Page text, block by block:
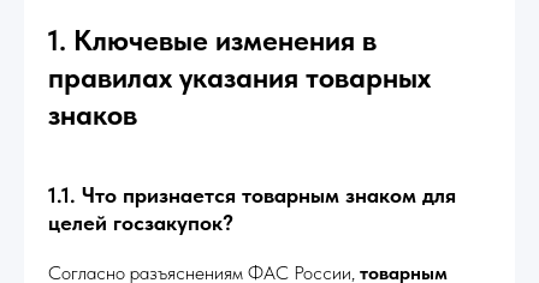
1. Ключевые изменения в
правилах указания товарных
знаков
1.1. Что признается товарным знаком для
целей госзакупок?
Согласно разъяснениям ФАС России, товарным